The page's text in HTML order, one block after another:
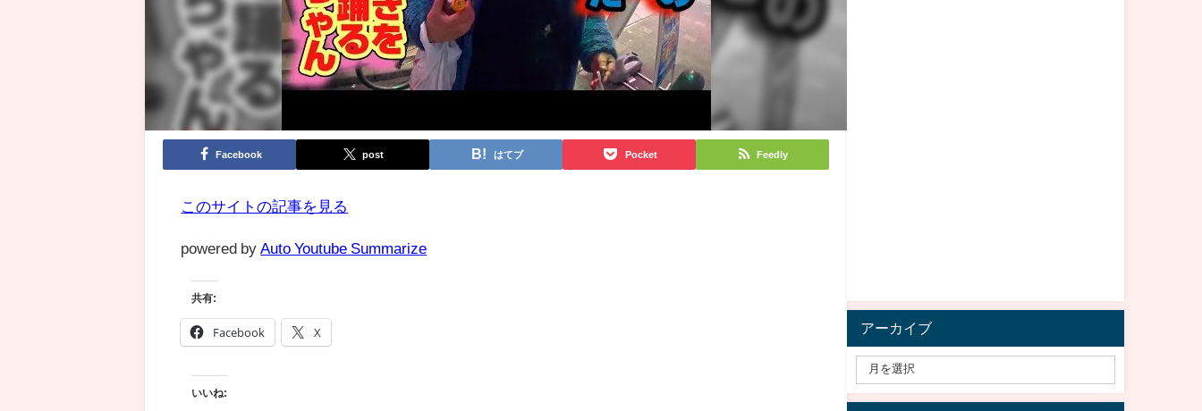
Facebook post はてブ Pocket Feedly
このサイトの記事を見る
powered by Auto Youtube Summarize
共有:
Facebook X
いいね:
アーカイブ